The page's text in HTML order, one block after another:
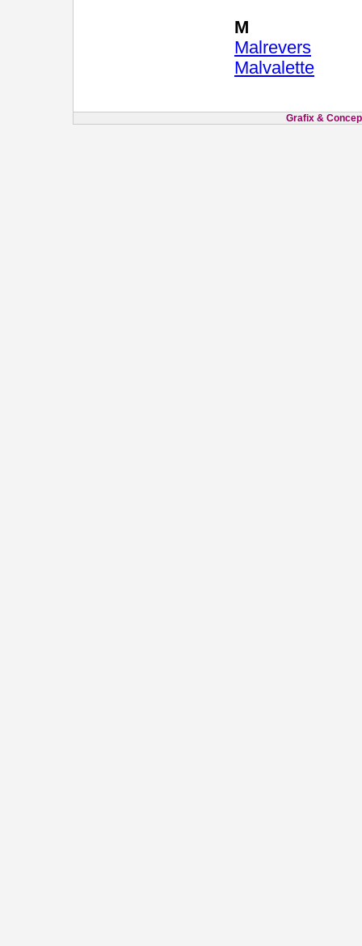
M
Malrevers
Malvalette
Grafix &